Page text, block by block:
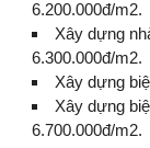
6.200.000đ/m2.
Xây dựng
6.300.000đ/m2.
Xây dựng
Xây dựng
6.700.000đ/m2.